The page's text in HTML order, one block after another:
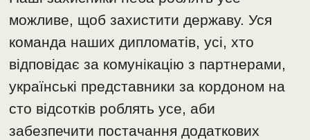
можливе, щоб захистити державу. Уся
команда наших дипломатів, усі, хто
відповідає за комунікацію з партнерами,
українські представники за кордоном на
сто відсотків роблять усе, аби
забезпечити постачання додаткових